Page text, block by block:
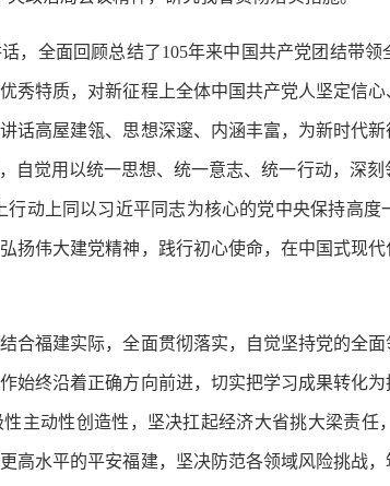
全面回顾总结了105年来中国共产党团结带领
秀特质，对新征程上全体中国共产党人坚定信
话高屋建瓴、思想深邃、内涵丰富，为新时代
自觉用以统一思想、统一意志、统一行动，深
行动上同以习近平同志为核心的党中央保持高
扬伟大建党精神，践行初心使命，在中国式现
福建实际，全面贯彻落实，自觉坚持党的全面
始终沿着正确方向前进，切实把学习成果转化
主动性创造性，坚决扛起经济大省挑大梁责
高水平的平安福建，坚决防范各领域风险挑战